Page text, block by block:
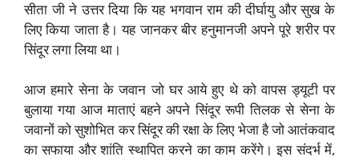
सीता जी ने उत्तर दिया कि यह भगवान राम की दीर्घायु और सुख के
लिए किया जाता है। यह जानकर बीर हनुमानजी अपने पूरे शरीर पर
सिंदूर लगा लिया था।
आज हमारे सेना के जवान जो घर आये हुए थे को वापस ड्यूटी पर
बुलाया गया आज माताएं बहने अपने सिंदूर रूपी तिलक से सेना के
जवानों को सुशोभित कर सिंदूर की रक्षा के लिए भेजा है जो आतंकवाद
का सफाया और शांति स्थापित करने का काम करेंगे। इस संदर्भ में,